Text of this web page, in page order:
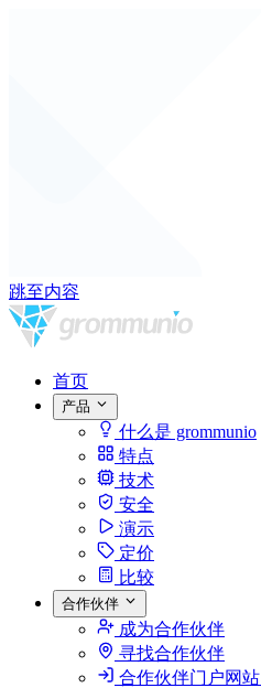
跳至内容
首页
产品
什么是 grommunio
特点
技术
安全
演示
定价
比较
合作伙伴
成为合作伙伴
寻找合作伙伴
合作伙伴门户网站